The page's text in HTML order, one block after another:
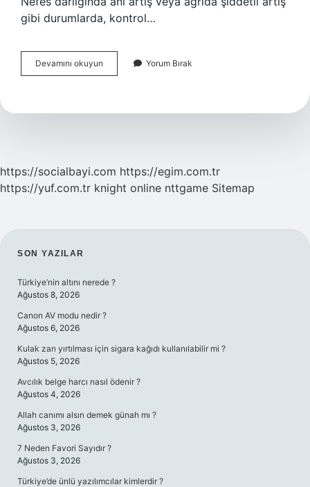
gibi durumlarda, kontrol…
Devamını okuyun Kaburga
Kırığı
Mı
Yorum Bırak
https://socialbayi.com https://egim.com.tr
https://yuf.com.tr knight online nttgame Sitemap
SIDEBAR
SON YAZILAR
Türkiye’nin altını nerede ?
Ağustos 8, 2026
Canon AV modu nedir ?
Ağustos 6, 2026
Kulak zarı yırtılması için sigara kağıdı kullanılabilir mi ?
Ağustos 5, 2026
Avcılık belge harcı nasıl ödenir ?
Ağustos 4, 2026
Allah canımı alsın demek günah mı ?
Ağustos 3, 2026
7 Neden Favori Sayıdır ?
Ağustos 3, 2026
Türkiye’de ünlü yazılımcılar kimlerdir ?